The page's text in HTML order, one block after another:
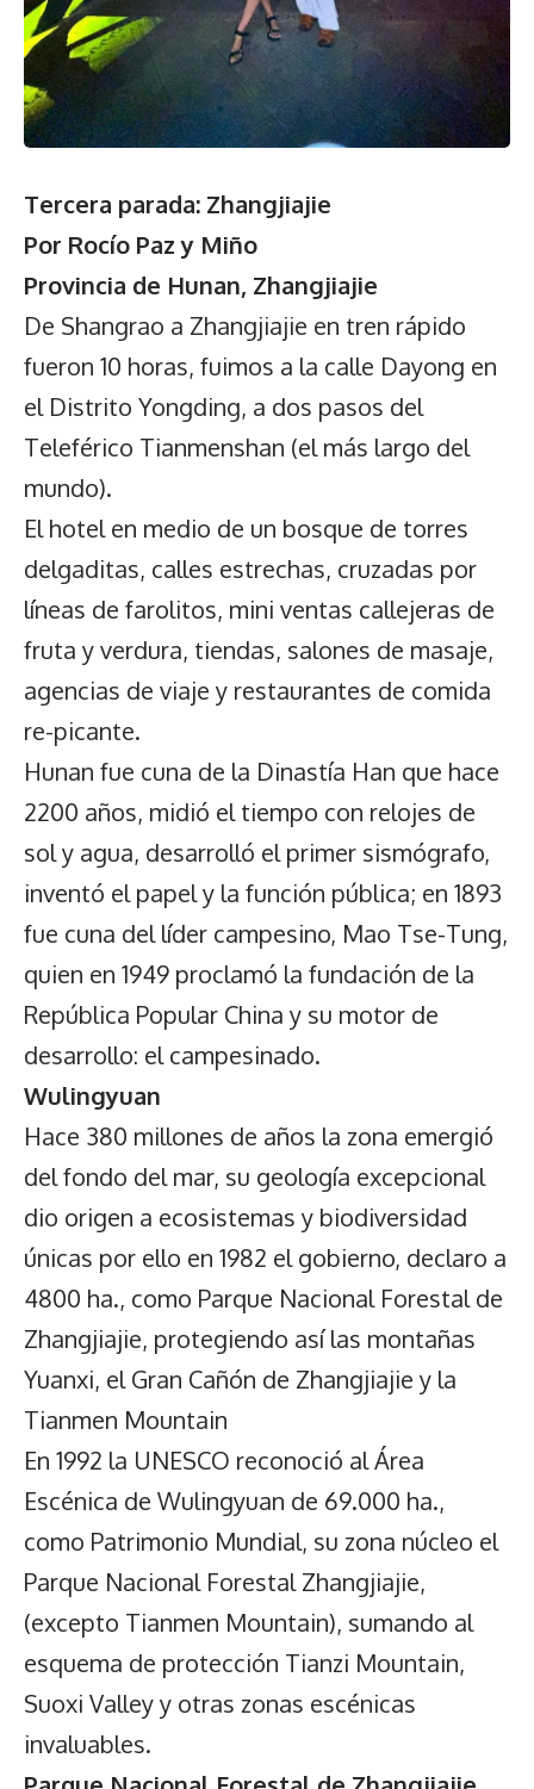
Tercera parada: Zhangjiajie
Por Rocío Paz y Miño
Provincia de Hunan, Zhangjiajie
De Shangrao a Zhangjiajie en tren rápido
fueron 10 horas, fuimos a la calle Dayong en
el Distrito Yongding, a dos pasos del
Teleférico Tianmenshan (el más largo del
mundo).
El hotel en medio de un bosque de torres
delgaditas, calles estrechas, cruzadas por
líneas de farolitos, mini ventas callejeras de
fruta y verdura, tiendas, salones de masaje,
agencias de viaje y restaurantes de comida
re-picante.
Hunan fue cuna de la Dinastía Han que hace
2200 años, midió el tiempo con relojes de
sol y agua, desarrolló el primer sismógrafo,
inventó el papel y la función pública; en 1893
fue cuna del líder campesino, Mao Tse-Tung,
quien en 1949 proclamó la fundación de la
República Popular China y su motor de
desarrollo: el campesinado.
Wulingyuan
Hace 380 millones de años la zona emergió
del fondo del mar, su geología excepcional
dio origen a ecosistemas y biodiversidad
únicas por ello en 1982 el gobierno, declaro a
4800 ha., como Parque Nacional Forestal de
Zhangjiajie, protegiendo así las montañas
Yuanxi, el Gran Cañón de Zhangjiajie y la
Tianmen Mountain
En 1992 la UNESCO reconoció al Área
Escénica de Wulingyuan de 69.000 ha.,
como Patrimonio Mundial, su zona núcleo el
Parque Nacional Forestal Zhangjiajie,
(excepto Tianmen Mountain), sumando al
esquema de protección Tianzi Mountain,
Suoxi Valley y otras zonas escénicas
invaluables.